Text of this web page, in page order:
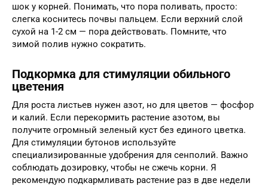
шок у корней. Понимать, что пора поливать, просто:
слегка коснитесь почвы пальцем. Если верхний слой
сухой на 1-2 см — пора действовать. Помните, что
зимой полив нужно сократить.
Подкормка для стимуляции обильного
цветения
Для роста листьев нужен азот, но для цветов — фосфор
и калий. Если перекормить растение азотом, вы
получите огромный зеленый куст без единого цветка.
Для стимуляции бутонов используйте
специализированные удобрения для сенполий. Важно
соблюдать дозировку, чтобы не сжечь корни. Я
рекомендую подкармливать растение раз в две недели